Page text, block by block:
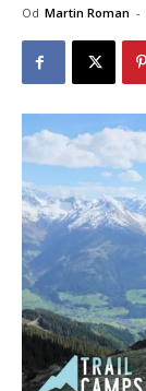
Od Martin Roman -